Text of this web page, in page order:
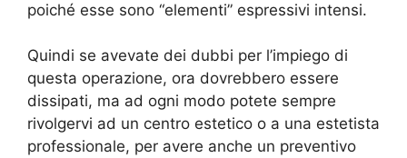
poiché esse sono “elementi” espressivi intensi.
Quindi se avevate dei dubbi per l’impiego di
questa operazione, ora dovrebbero essere
dissipati, ma ad ogni modo potete sempre
rivolgervi ad un centro estetico o a una estetista
professionale, per avere anche un preventivo